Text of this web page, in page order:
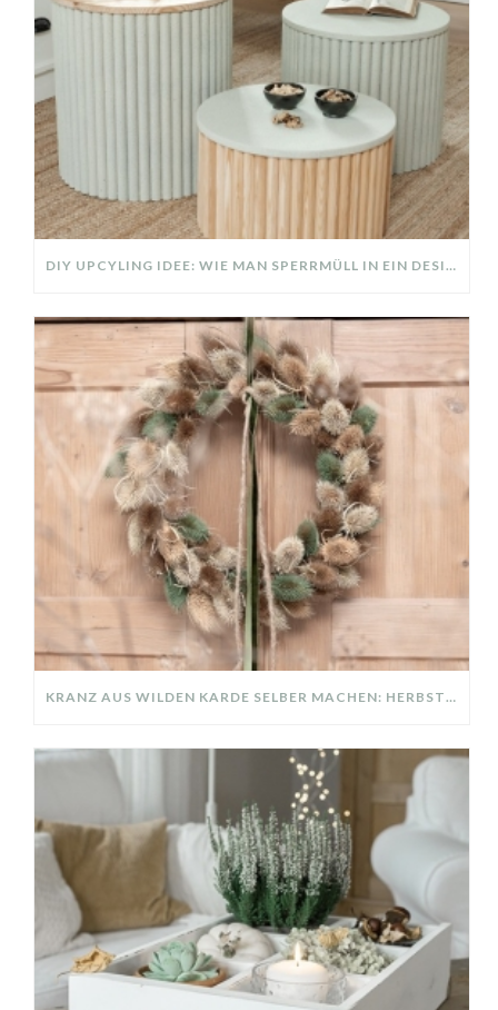
DIY UPCYLING IDEE: WIE MAN SPERRMÜLL IN EIN DESIGNER TEIL VERWANDELT
KRANZ AUS WILDEN KARDE SELBER MACHEN: HERBSTDEKO GANZ EINFACH